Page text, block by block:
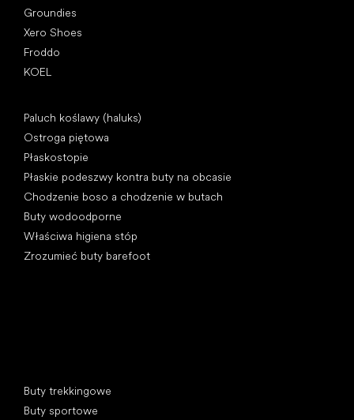
Groundies
Xero Shoes
Froddo
KOEL
Paluch koślawy (haluks)
Ostroga piętowa
Płaskostopie
Płaskie podeszwy kontra buty na obcasie
Chodzenie boso a chodzenie w butach
Buty wodoodporne
Właściwa higiena stóp
Zrozumieć buty barefoot
Buty trekkingowe
Buty sportowe